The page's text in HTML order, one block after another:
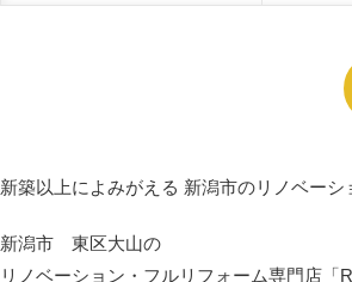
新築以上によみがえる 新潟市のリノベーシ
新潟市 東区大山の
リノベーション・フルリフォーム専門店「